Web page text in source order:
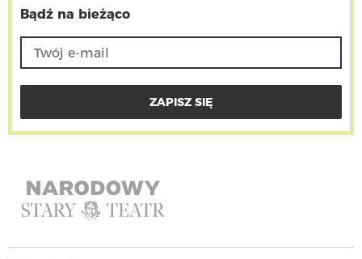
Bądź na bieżąco